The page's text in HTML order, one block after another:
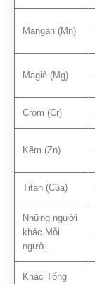
Mangan (Mn)
Magiê (Mg)
Crom (Cr)
Kẽm (Zn)
Titan (Của)
Những người
khác Mỗi
người
Khác Tổng